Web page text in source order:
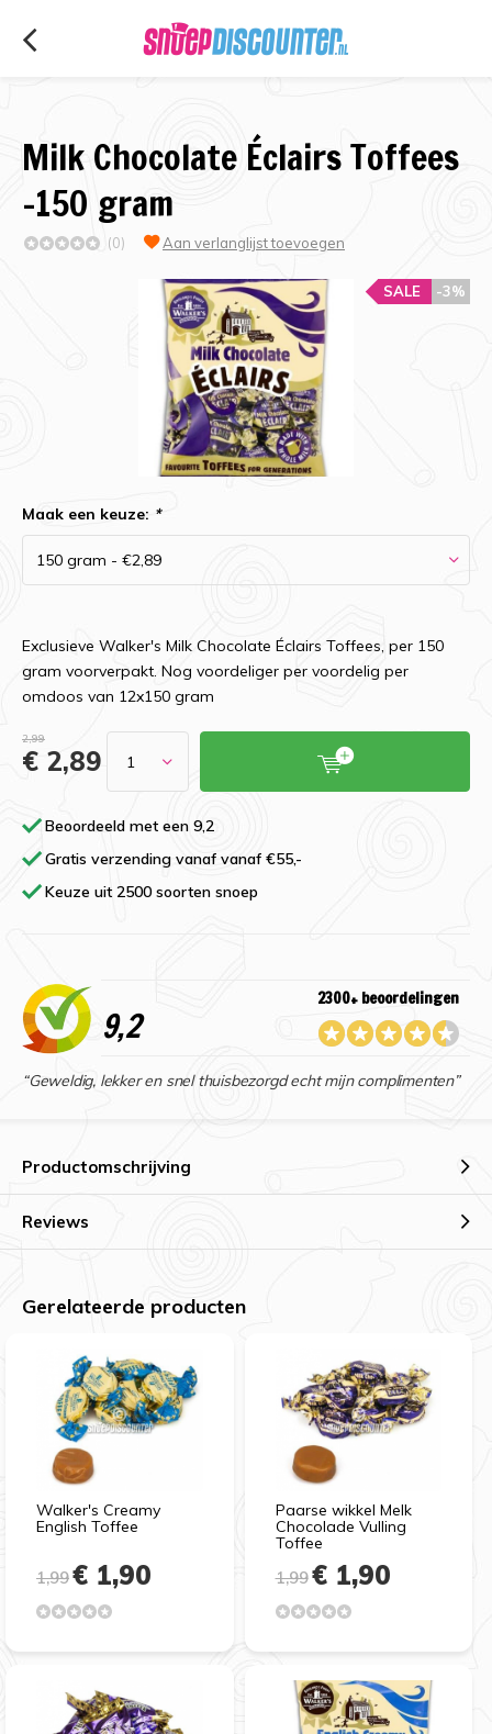
Milk Chocolate Éclairs Toffees
-150 gram
(0) Aan verlanglijst toevoegen
-3%
SALE
Maak een keuze: *
Exclusieve Walker's Milk Chocolate Éclairs Toffees, per 150
gram voorverpakt. Nog voordeliger per voordelig per
omdoos van 12x150 gram
2,99
€ 2,89
Beoordeeld met een 9,2
Gratis verzending vanaf vanaf €55,-
Keuze uit 2500 soorten snoep
9,2
2300+ beoordelingen
“Geweldig, lekker en snel thuisbezorgd echt mijn complimenten”
Productomschrijving
Reviews
Gerelateerde producten
Walker's Creamy
English Toffee
1,99€ 1,90
Paarse wikkel Melk
Chocolade Vulling
Toffee
1,99€ 1,90